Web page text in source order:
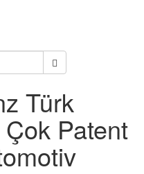
Türk
Çok Patent